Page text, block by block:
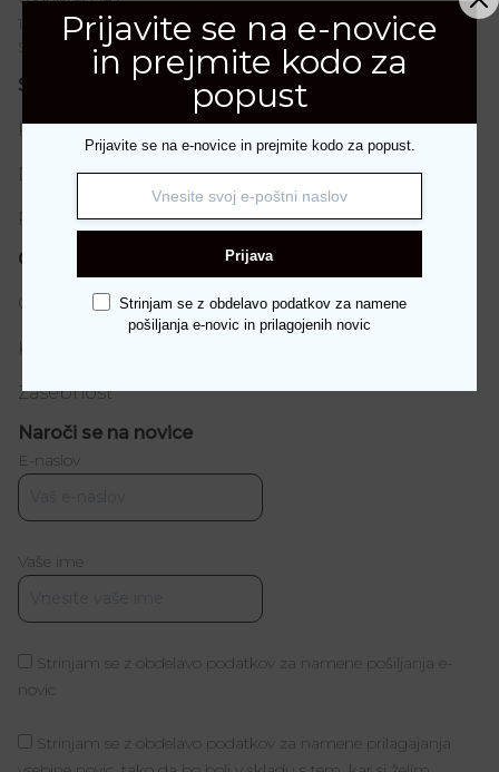
1000 Ljubljana
Slovenija
Spletno nakupovanje
Plačila
Dostava in vračila
Pogoji poslovanja
O RENINI-Shop
O nas
Kontakt
Zasebnost
Naroči se na novice
E-naslov
Vaše ime
Strinjam se z obdelavo podatkov za namene pošiljanja e-
novic
Strinjam se z obdelavo podatkov za namene prilagajanja
Prijavite se na e-novice
in prejmite kodo za
popust
Prijavite se na e-novice in prejmite kodo za popust.
Prijava
Strinjam se z obdelavo podatkov za namene
pošiljanja e-novic in prilagojenih novic